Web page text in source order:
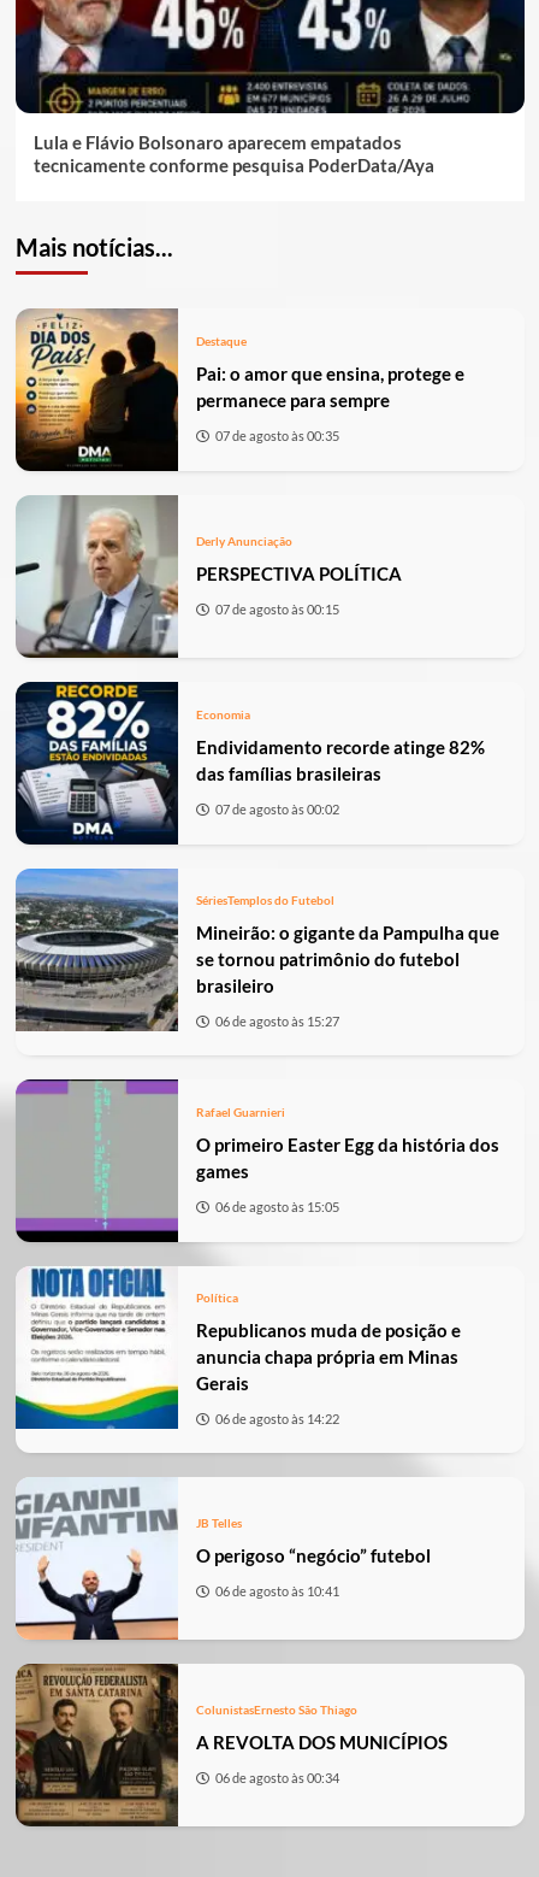
Lula e Flávio Bolsonaro aparecem empatados
tecnicamente conforme pesquisa PoderData/Aya
Mais notícias...
Destaque
Pai: o amor que ensina, protege e
permanece para sempre
07 de agosto às 00:35
Derly Anunciação
PERSPECTIVA POLÍTICA
07 de agosto às 00:15
Economia
Endividamento recorde atinge 82%
das famílias brasileiras
07 de agosto às 00:02
SériesTemplos do Futebol
Mineirão: o gigante da Pampulha que
se tornou patrimônio do futebol
brasileiro
06 de agosto às 15:27
Rafael Guarnieri
O primeiro Easter Egg da história dos
games
06 de agosto às 15:05
Política
Republicanos muda de posição e
anuncia chapa própria em Minas
Gerais
06 de agosto às 14:22
JB Telles
O perigoso “negócio” futebol
06 de agosto às 10:41
ColunistasErnesto São Thiago
A REVOLTA DOS MUNICÍPIOS
06 de agosto às 00:34